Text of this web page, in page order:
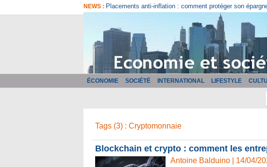
NEWS : Placements anti-inflation : comment protéger son
ÉCONOMIE SOCIÉTÉ INTERNATIONAL LIFESTYLE
Tags (3) : Cryptomonnaie
Blockchain et crypto : comment les
Antoine Balduino | 14/04/